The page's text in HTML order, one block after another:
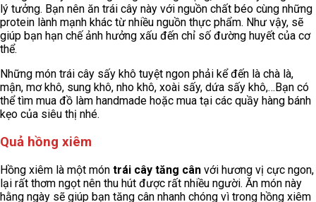
lý tưởng. Bạn nên ăn trái cây này với nguồn chất béo cùng những
protein lành mạnh khác từ nhiều nguồn thực phẩm. Như vậy, sẽ
giúp bạn hạn chế ảnh hưởng xấu đến chỉ số đường huyết của cơ
thể.
Những món trái cây sấy khô tuyệt ngon phải kể đến là chà là,
mận, mơ khô, sung khô, nho khô, xoài sấy, dứa sấy khô,…Bạn có
thể tìm mua đồ làm handmade hoặc mua tại các quầy hàng bánh
kẹo của siêu thị nhé.
Quả hồng xiêm
Hồng xiêm là một món trái cây tăng cân với hương vị cực ngon,
lại rất thơm ngọt nên thu hút được rất nhiều người. Ăn món này
hằng ngày sẽ giúp bạn tăng cân nhanh chóng vì trong hồng xiêm